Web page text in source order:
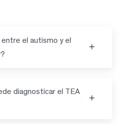
entre el autismo y el
diagnosticar el TEA